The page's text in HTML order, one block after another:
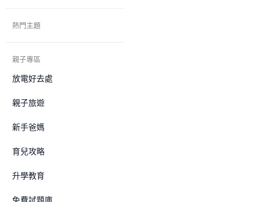
熱門主題
親子專區
放電好去處
親子旅遊
新手爸媽
育兒攻略
升學教育
免費試題庫